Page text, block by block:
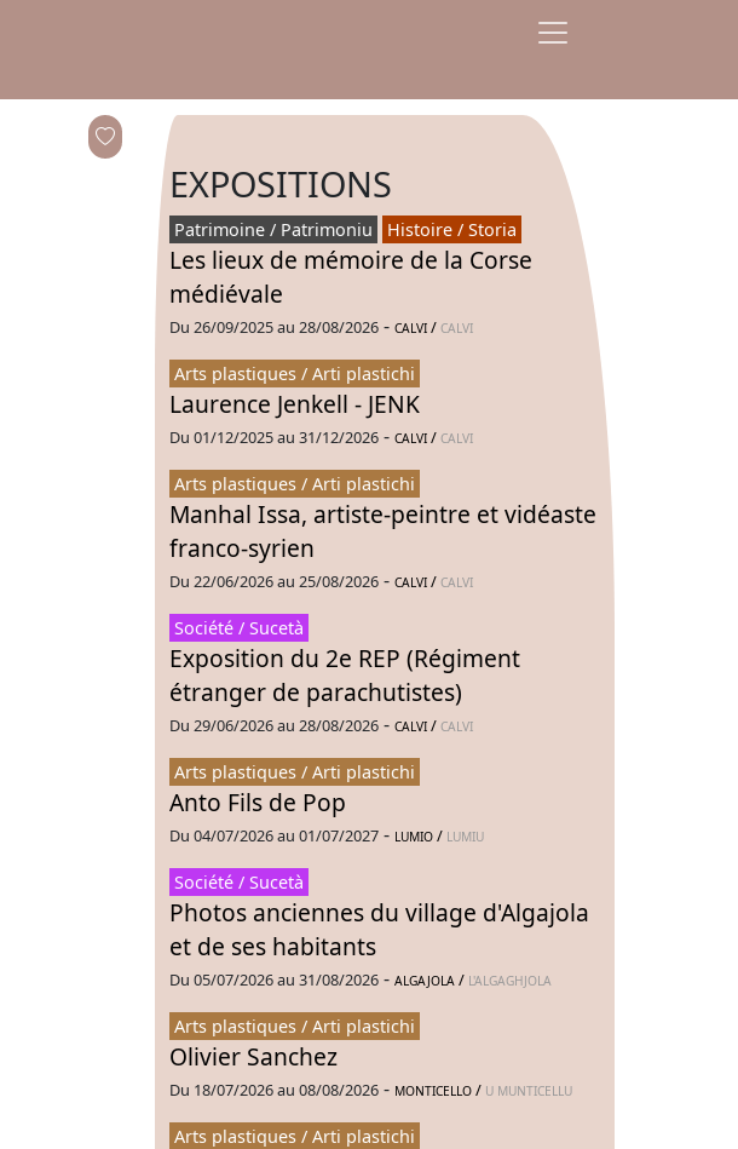
EXPOSITIONS
Patrimoine / Patrimoniu Histoire / Storia
Les lieux de mémoire de la Corse
médiévale
Du 26/09/2025 au 28/08/2026 - CALVI / CALVI
Arts plastiques / Arti plastichi
Laurence Jenkell - JENK
Du 01/12/2025 au 31/12/2026 - CALVI / CALVI
Arts plastiques / Arti plastichi
Manhal Issa, artiste-peintre et vidéaste
franco-syrien
Du 22/06/2026 au 25/08/2026 - CALVI / CALVI
Société / Sucetà
Exposition du 2e REP (Régiment
étranger de parachutistes)
Du 29/06/2026 au 28/08/2026 - CALVI / CALVI
Arts plastiques / Arti plastichi
Anto Fils de Pop
Du 04/07/2026 au 01/07/2027 - LUMIO / LUMIU
Société / Sucetà
Photos anciennes du village d'Algajola
et de ses habitants
Du 05/07/2026 au 31/08/2026 - ALGAJOLA / L'ALGAGHJOLA
Arts plastiques / Arti plastichi
Olivier Sanchez
Du 18/07/2026 au 08/08/2026 - MONTICELLO / U MUNTICELLU
Arts plastiques / Arti plastichi